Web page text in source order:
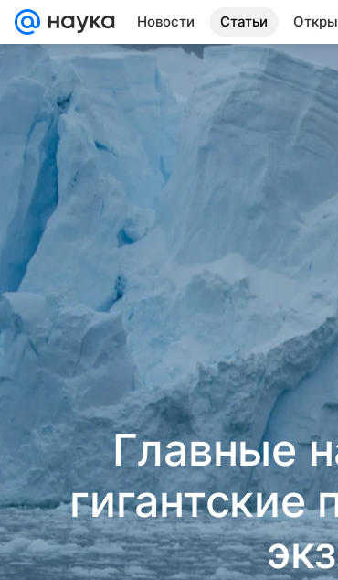
Новости Статьи
Главные
гигантские